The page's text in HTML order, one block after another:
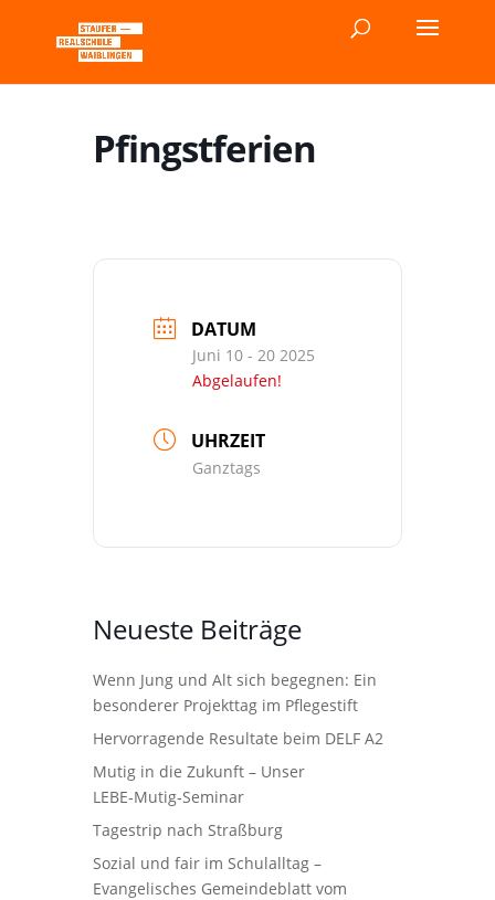
Pfingstferien
DATUM
Juni 10 - 20 2025
Abgelaufen!
UHRZEIT
Ganztags
Neueste Beiträge
Wenn Jung und Alt sich begegnen: Ein
besonderer Projekttag im Pflegestift
Hervorragende Resultate beim DELF A2
Mutig in die Zukunft – Unser
LEBE‑Mutig‑Seminar
Tagestrip nach Straßburg
Sozial und fair im Schulalltag –
Evangelisches Gemeindeblatt vom